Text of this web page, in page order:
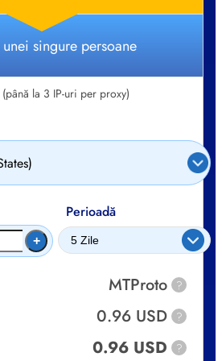
unei singure persoane
(până la 3 IP-uri per proxy)
+
Perioadă
MTProto ?
0.96 USD ?
0.96 USD ?